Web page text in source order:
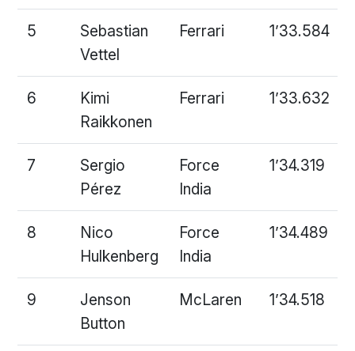
5
Sebastian
Vettel
Ferrari 1’33.584
6
Kimi
Raikkonen
Ferrari 1’33.632
7
Sergio
Pérez
Force
India
1’34.319
8
Nico
Hulkenberg
Force
India
1’34.489
9
Jenson
Button
McLaren 1’34.518